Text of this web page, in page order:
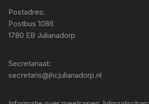
Postadres:
Postbus 1086
1780 EB Julianadorp
Secretariaat:
secretaris@jhcjulianadorp.nl